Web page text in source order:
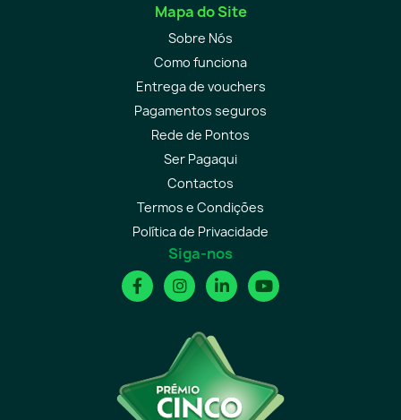
Mapa do Site
Sobre Nós
Como funciona
Entrega de vouchers
Pagamentos seguros
Rede de Pontos
Ser Pagaqui
Contactos
Termos e Condições
Política de Privacidade
Siga-nos